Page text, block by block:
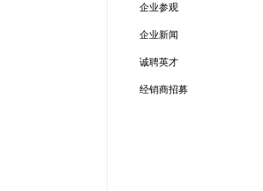
企业参观
企业新闻
诚聘英才
经销商招募